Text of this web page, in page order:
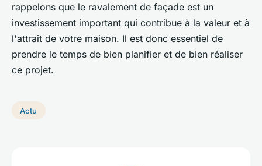
rappelons que le ravalement de façade est un
investissement important qui contribue à la valeur et à
l'attrait de votre maison. Il est donc essentiel de
prendre le temps de bien planifier et de bien réaliser
ce projet.
Actu